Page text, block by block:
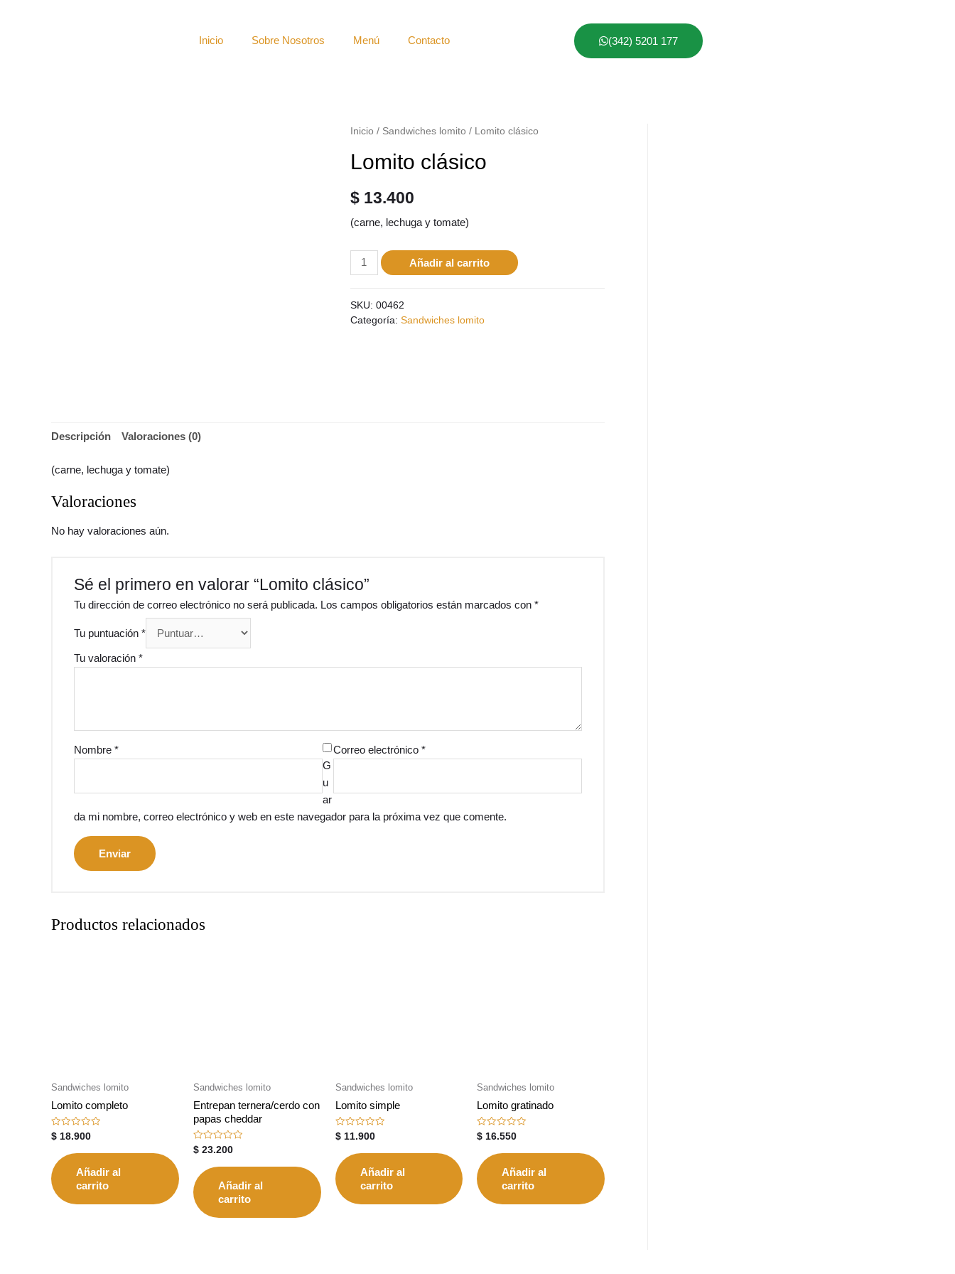
Inicio Sobre Nosotros Menú Contacto (342) 5201 177
Inicio / Sandwiches lomito / Lomito clásico
Lomito clásico
$13.400
(carne, lechuga y tomate)
Añadir al carrito
SKU: 00462
Categoría: Sandwiches lomito
Descripción Valoraciones (0)
(carne, lechuga y tomate)
Valoraciones
No hay valoraciones aún.
Sé el primero en valorar “Lomito clásico”
Tu dirección de correo electrónico no será publicada. Los campos obligatorios están marcados con *
Tu puntuación *
Tu valoración *
Nombre * Correo electrónico *
G
u
ar
da mi nombre, correo electrónico y web en este navegador para la próxima vez que comente.
Productos relacionados
Sandwiches lomito
Lomito completo
Valorado
con
de
5
$ 18.900
Añadir al
carrito
Sandwiches lomito
Entrepan ternera/cerdo con
papas cheddar
Valorado
con
de
5
$23.200
Añadir al
carrito
Sandwiches lomito
Lomito simple
Valorado
con
de
5
$11.900
Añadir al
carrito
Sandwiches lomito
Lomito gratinado
Valorado
con
de
5
$ 16.550
Añadir al
carrito